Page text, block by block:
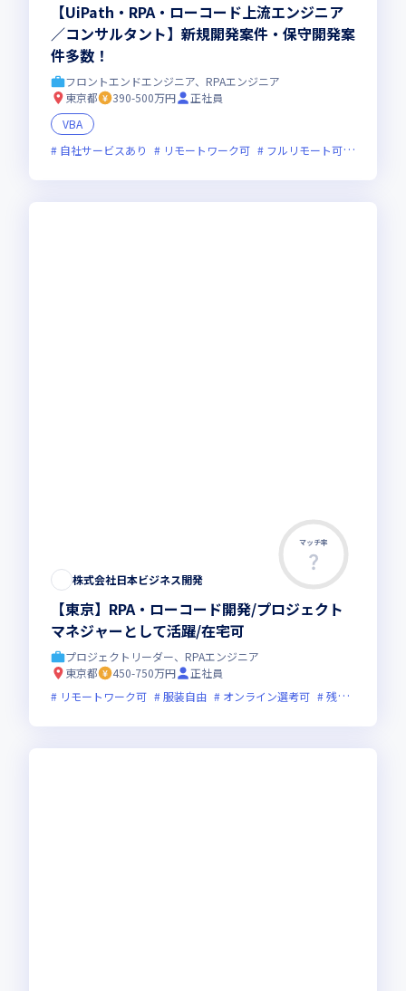
【UiPath・RPA・ローコード上流エンジニア
／コンサルタント】新規開発案件・保守開発案
件多数！
フロントエンドエンジニア、RPAエンジニア
東京都
390-500万円
正社員
VBA
自社サービスあり
リモートワーク可 フルリモート可
マッチ率
株式会社日本ビジネス開発
【東京】RPA・ローコード開発/プロジェクト
マネジャーとして活躍/在宅可
プロジェクトリーダー、RPAエンジニア
東京都
450-750万円
正社員
リモートワーク可
服装自由 オンライン選考可 残業月20時間未満